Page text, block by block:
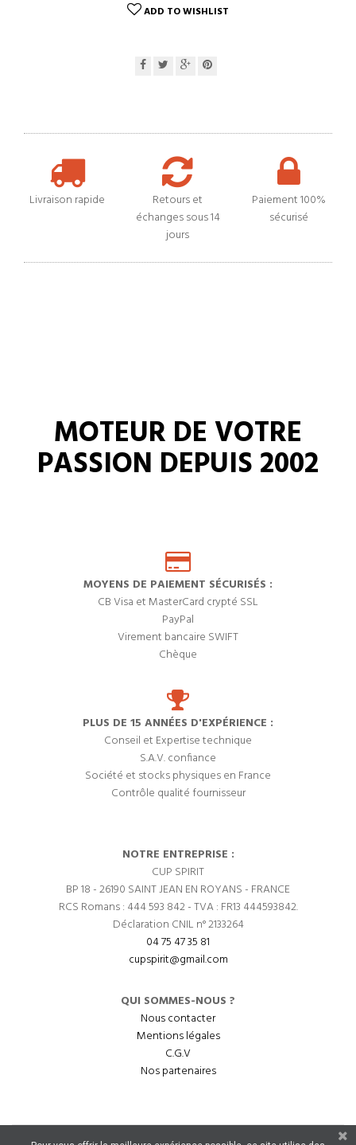
ADD TO WISHLIST
Livraison rapide
Retours et
échanges sous 14
jours
Paiement 100%
sécurisé
MOTEUR DE VOTRE
PASSION DEPUIS 2002
MOYENS DE PAIEMENT SÉCURISÉS :
CB Visa et MasterCard crypté SSL
PayPal
Virement bancaire SWIFT
Chèque
PLUS DE 15 ANNÉES D'EXPÉRIENCE :
Conseil et Expertise technique
S.A.V. confiance
Société et stocks physiques en France
Contrôle qualité fournisseur
NOTRE ENTREPRISE :
CUP SPIRIT
BP 18 - 26190 SAINT JEAN EN ROYANS - FRANCE
RCS Romans : 444 593 842 - TVA : FR13 444593842.
Déclaration CNIL n° 2133264
04 75 47 35 81
cupspirit@gmail.com
QUI SOMMES-NOUS ?
Nous contacter
Mentions légales
C.G.V
Nos partenaires